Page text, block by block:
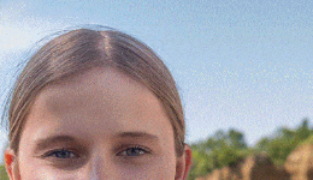
In Vetrina